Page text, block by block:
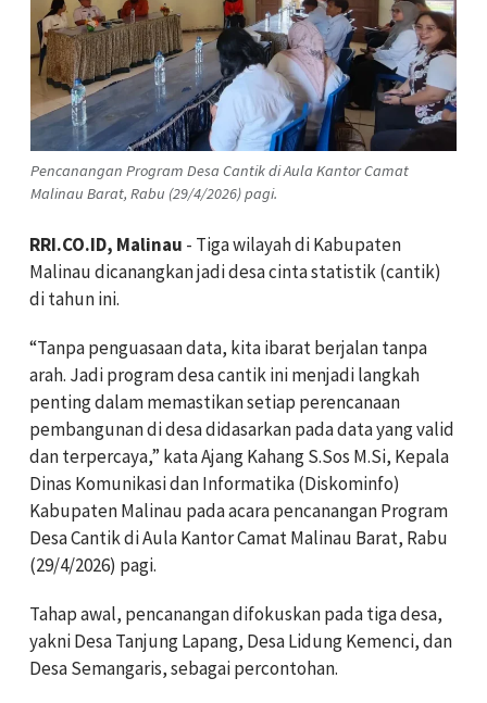
Pencanangan Program Desa Cantik di Aula Kantor Camat
Malinau Barat, Rabu (29/4/2026) pagi.
RRI.CO.ID, Malinau - Tiga wilayah di Kabupaten
Malinau dicanangkan jadi desa cinta statistik (cantik)
di tahun ini.
“Tanpa penguasaan data, kita ibarat berjalan tanpa
arah. Jadi program desa cantik ini menjadi langkah
penting dalam memastikan setiap perencanaan
pembangunan di desa didasarkan pada data yang valid
dan terpercaya,” kata Ajang Kahang S.Sos M.Si, Kepala
Dinas Komunikasi dan Informatika (Diskominfo)
Kabupaten Malinau pada acara pencanangan Program
Desa Cantik di Aula Kantor Camat Malinau Barat, Rabu
(29/4/2026) pagi.
Tahap awal, pencanangan difokuskan pada tiga desa,
yakni Desa Tanjung Lapang, Desa Lidung Kemenci, dan
Desa Semangaris, sebagai percontohan.